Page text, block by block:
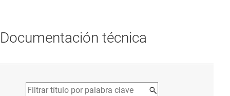
Documentación técnica